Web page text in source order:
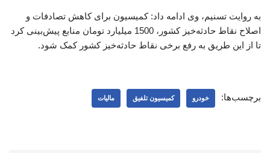
به روایت تسنیم، وی ادامه داد: کمیسیون برای کاهش تصادفات و
اصلاح نقاط حادثه‌خیز کشور، 1500 میلیارد تومان منابع پیش‌بینی کرد
تا از این طریق به رفع برخی نقاط حادثه‌خیز کشور کمک شود.
برچسب‌ها: خودرو کمیسیون تلفیق مالیات